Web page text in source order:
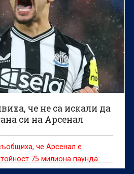
че не са искали да
си на Арсенал
че Арсенал е
75 милиона паунда